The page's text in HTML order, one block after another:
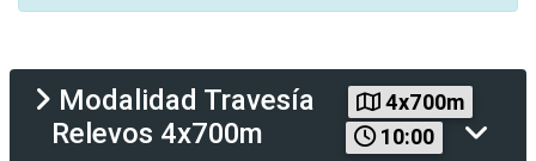
Modalidad Travesía
Relevos 4x700m
4x700m
10:00